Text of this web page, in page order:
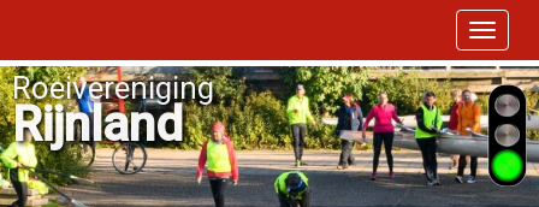
Toggle
Roeivereniging
Rijnland